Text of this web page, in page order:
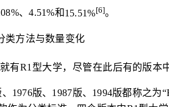
、4.51%和15.51%[6]。
类方法与数量变化
有R1 型大学，尽管在此后有的版本
1976版、 1987版、 1994版都称之为“